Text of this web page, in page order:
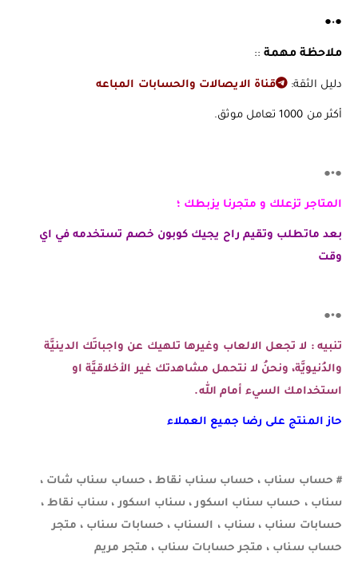
●•●
ملاحظة مهمة::
دليل الثقة: قناة الايصالات والحسابات المباعه
أكثر من 1000 تعامل موثق.
●•●
المتاجر تزعلك و متجرنا يزبطك ؛
بعد ماتطلب وتقيم راح يجيك كوبون خصم تستخدمه في اي
وقت
●•●
تنبيه : لا تجعل الالعاب وغيرها تلهيك عن واجباتَك الدينيَّة
والدُنيويَّة، ونحنُ لا نتحمل مشاهدتك غير الأخلاقيَّة او
استخدامك السيء أمام الله.
حاز المنتج على رضا جميع العملاء
# حساب سناب ، حساب سناب نقاط ، حساب سناب شات ،
سناب ، حساب سناب اسكور ، سناب اسكور ، سناب نقاط ،
حسابات سناب ، سناب ، السناب ، حسابات سناب ، متجر
حساب سناب ، متجر حسابات سناب ، متجر مريم